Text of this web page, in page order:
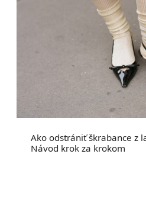
Ako odstrániť škrabance z
Návod krok za krokom